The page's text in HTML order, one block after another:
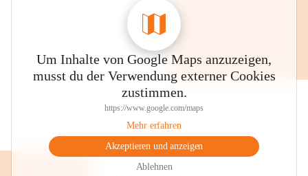
Um Inhalte von Google Maps anzuzeigen,
musst du der Verwendung externer Cookies
zustimmen.
https://www.google.com/maps
Mehr erfahren
Akzeptieren und anzeigen
Ablehnen